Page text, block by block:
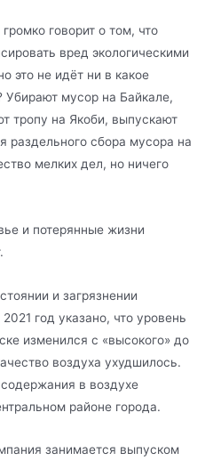
говорит о том, что
вред экологическими
это не идёт ни в какое
Убирают мусор на Байкале,
тропу на Якоби, выпускают
раздельного сбора мусора на
мелких дел, но ничего
и потерянные жизни
и загрязнении
год указано, что уровень
изменился с «высокого» до
воздуха ухудшилось.
в воздухе
районе города.
занимается выпуском